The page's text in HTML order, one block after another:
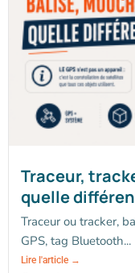
Traceur,
quelle
Traceur ou tracker,
GPS, tag Bluetooth...
Lire l'article →